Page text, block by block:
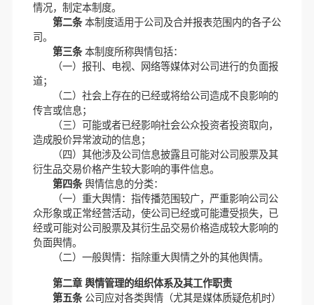
情况，制定本制度。
第二条本制度适用于公司及合并报表范围内的各子公
司。
第三条本制度所称舆情包括：
（一）报刊、电视、网络等媒体对公司进行的负面报
道；
（二）社会上存在的已经或将给公司造成不良影响的
传言或信息；
（三）可能或者已经影响社会公众投资者投资取向，
造成股价异常波动的信息；
（四）其他涉及公司信息披露且可能对公司股票及其
衍生品交易价格产生较大影响的事件信息。
第四条舆情信息的分类：
（一）重大舆情：指传播范围较广，严重影响公司公
众形象或正常经营活动，使公司已经或可能遭受损失，已
经或可能对公司股票及其衍生品交易价格造成较大影响的
负面舆情。
（二）一般舆情：指除重大舆情之外的其他舆情。
第二章 舆情管理的组织体系及其工作职责
第五条公司应对各类舆情（尤其是媒体质疑危机时）